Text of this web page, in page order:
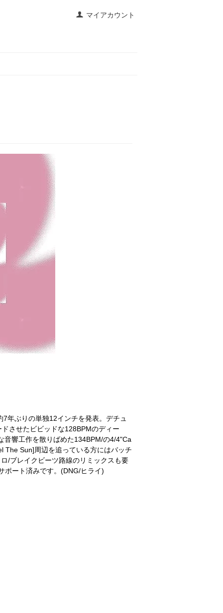
マイアカウント
年ぶりの単独12インチを発表。デチュ
させたビビッドな128BPMのディー
音響工作を散りばめた134BPM/の4/4"Ca
The Sun]周辺を追っている方にはバッチ
/ブレイクビーツ路線のリミックスも要
ポート済みです。(DNG/ヒライ)